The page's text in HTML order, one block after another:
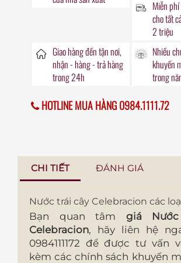
Miễn
cho tất
2 triệu
Giao hàng đếntận nơi,
nhận - hàng - trả hàng
trong24h
Nhiều
khuyến
trong
HOTLINE MUA HÀNG 0984.1111.72
CHI TIẾT ĐÁNH GIÁ
Nước trái cây Celebracion các
Bạn quan tâm giá
Celebracion, hãy liên hệ
0984111172 để được tư vấn
kèm các chính sách khuyến